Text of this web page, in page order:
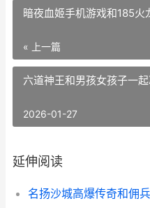
暗夜血姬手机游戏和185
« 上一篇
六道神王和男孩女孩子一
2026-01-27
延伸阅读